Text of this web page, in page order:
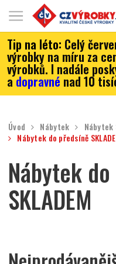
Tip na léto: Celý
výrobky na míru za
výrobků. I nadále
adopravné nad 10
Úvod Nábytek
Nábytek
Nábytek do předsíně
Nábytek
SKLADEM